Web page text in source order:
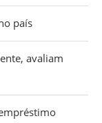
país
avaliam